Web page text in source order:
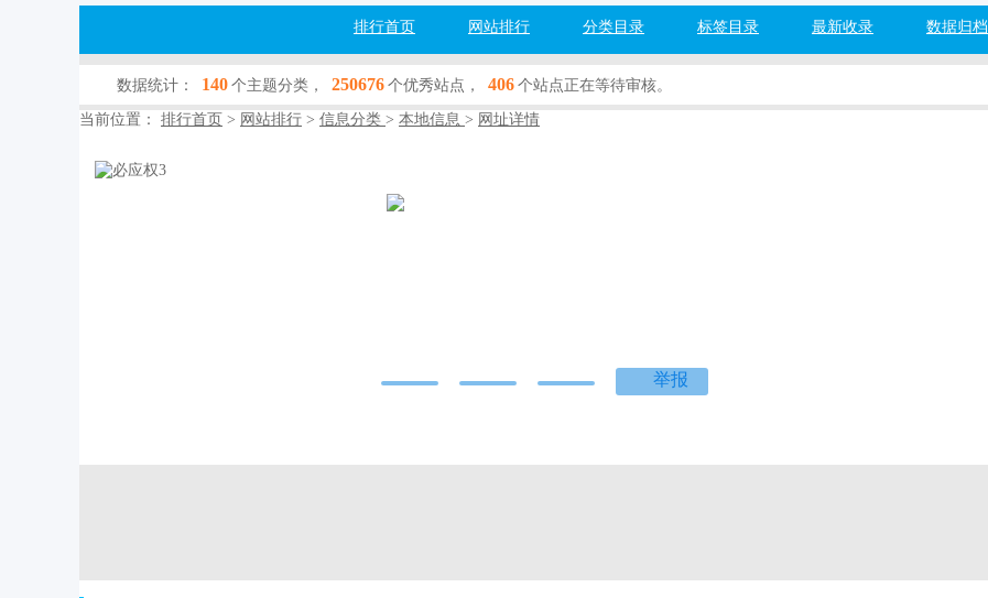
排行首页 网站排行 分类目录 标签目录 最新收录 数据归档
数据统计： 140 个主题分类， 250676 个优秀站点， 406 个站点正在等待审核。
当前位置： 排行首页 > 网站排行 > 信息分类 > 本地信息 > 网址详情
举报